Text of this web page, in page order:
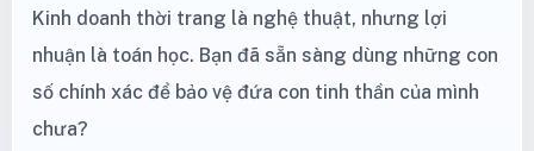
Kinh doanh thời trang là nghệ thuật, nhưng lợi
nhuận là toán học. Bạn đã sẵn sàng dùng những con
số chính xác để bảo vệ đứa con tinh thần của mình
chưa?